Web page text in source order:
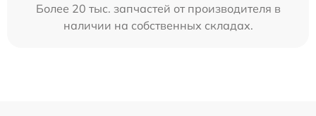
Более 20 тыс. запчастей от производителя в
наличии на собственных складах.